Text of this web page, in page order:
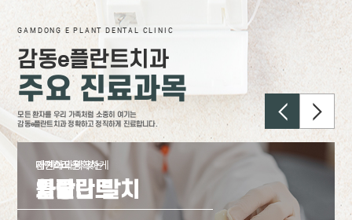
GAMDONG E PLANT DENTAL CLINIC
감동e플란트치과
주요 진료과목
모든 환자를 우리 가족처럼 소중히 여기는
감동e플란트치과 정확하고 정직하게 진료합니다.
내 치아와 딱 맞는
임플란트
자연스러운
틀니
안전하고 정확하게
사랑니 발치